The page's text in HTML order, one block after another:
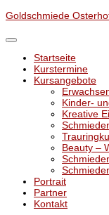
Unter
Inhalt
Goldschmiede
Startseite
Kurstermine
Kursangebote
Kinder-
Kreative
Beauty –
Portrait
Partner
Kontakt